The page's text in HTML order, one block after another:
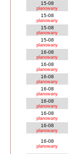
15-08
planowany
15-08
planowany
15-08
planowany
15-08
planowany
16-08
planowany
16-08
planowany
16-08
planowany
16-08
planowany
16-08
planowany
16-08
planowany
16-08
planowany
16-08
planowany